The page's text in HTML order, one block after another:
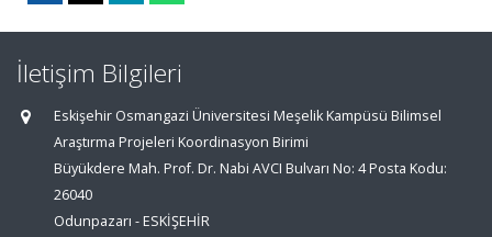
İletişim Bilgileri
Eskişehir Osmangazi Üniversitesi Meşelik Kampüsü Bilimsel
Araştırma Projeleri Koordinasyon Birimi
Büyükdere Mah. Prof. Dr. Nabi AVCI Bulvarı No: 4 Posta Kodu:
26040
Odunpazarı - ESKİŞEHİR